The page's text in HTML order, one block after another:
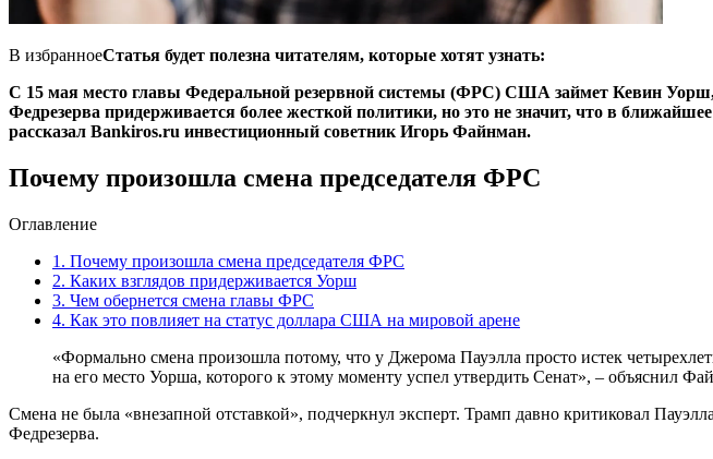
В избранноеСтатья будет полезна читателям, которые хотят узнать:
С 15 мая место главы Федеральной резервной системы (ФРС) США займет Кевин
Федрезерва придерживается более жесткой политики, но это не значит, что в
рассказал Bankiros.ru инвестиционный советник Игорь Файнман.
Почему произошла смена председателя ФРС
Оглавление
1. Почему произошла смена председателя ФРС
2. Каких взглядов придерживается Уорш
3. Чем обернется смена главы ФРС
4. Как это повлияет на статус доллара США на мировой арене
«Формально смена произошла потому, что у Джерома Пауэлла просто истек
на его место Уорша, которого к этому моменту успел утвердить Сенат», – объяснил
Смена не была «внезапной отставкой», подчеркнул эксперт. Трамп давно критиковал
Федрезерва.